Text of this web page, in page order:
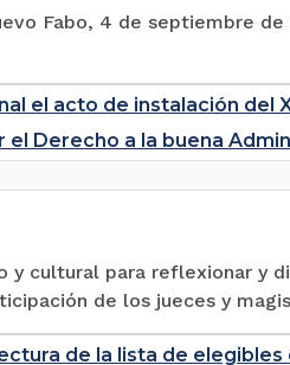
Fabo, 4 de septiembre de
el acto de instalación del
Derecho a la buena
y cultural para reflexionar y
de los jueces y
de la lista de